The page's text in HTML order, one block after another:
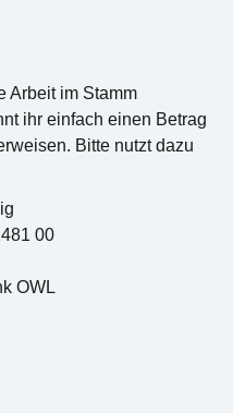
Arbeit im Stamm
ihr einfach einen Betrag
Bitte nutzt dazu
00
OWL